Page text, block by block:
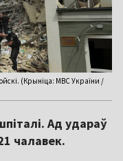
(Крыніца: МВС України /
Ад удараў
чалавек.